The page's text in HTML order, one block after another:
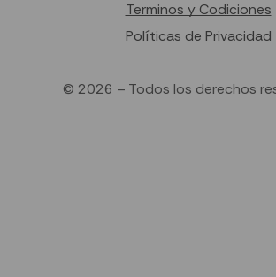
Terminos y Codiciones
Políticas de Privacidad
© 2026 – Todos los derechos